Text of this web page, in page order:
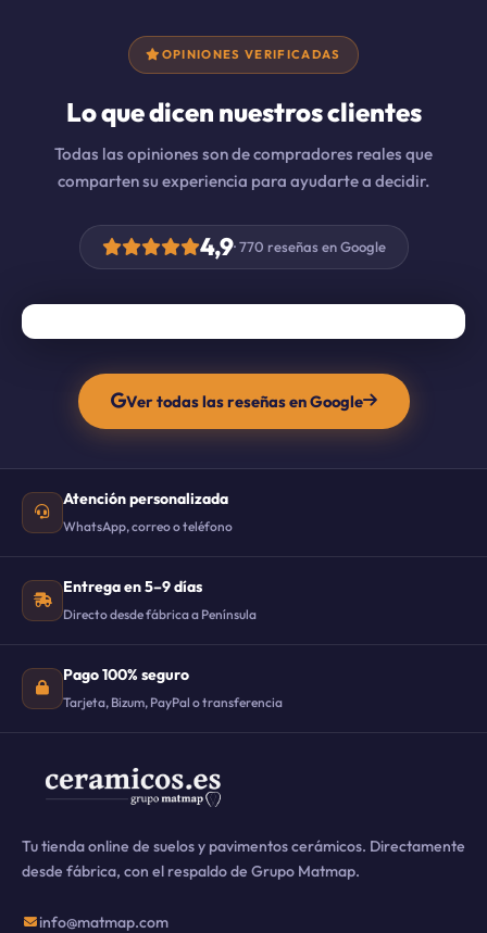
OPINIONES VERIFICADAS
Lo que dicen nuestros clientes
Todas las opiniones son de compradores reales que
comparten su experiencia para ayudarte a decidir.
4,9· 770 reseñas en Google
Ver todas las reseñas en Google
Atención personalizada
WhatsApp, correo o teléfono
Entrega en 5–9 días
Directo desde fábrica a Península
Pago 100% seguro
Tarjeta, Bizum, PayPal o transferencia
Tu tienda online de suelos y pavimentos cerámicos. Directamente
desde fábrica, con el respaldo de Grupo Matmap.
info@matmap.com